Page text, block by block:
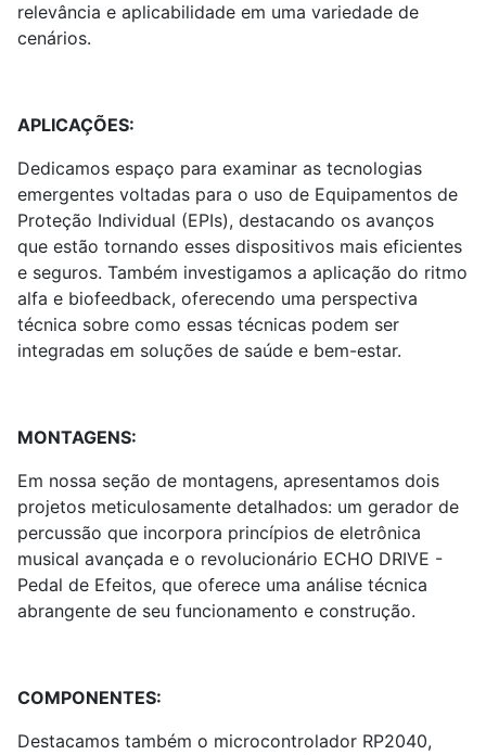
relevância e aplicabilidade em uma variedade de
cenários.
APLICAÇÕES:
Dedicamos espaço para examinar as tecnologias
emergentes voltadas para o uso de Equipamentos de
Proteção Individual (EPIs), destacando os avanços
que estão tornando esses dispositivos mais eficientes
e seguros. Também investigamos a aplicação do ritmo
alfa e biofeedback, oferecendo uma perspectiva
técnica sobre como essas técnicas podem ser
integradas em soluções de saúde e bem-estar.
MONTAGENS:
Em nossa seção de montagens, apresentamos dois
projetos meticulosamente detalhados: um gerador de
percussão que incorpora princípios de eletrônica
musical avançada e o revolucionário ECHO DRIVE -
Pedal de Efeitos, que oferece uma análise técnica
abrangente de seu funcionamento e construção.
COMPONENTES:
Destacamos também o microcontrolador RP2040,